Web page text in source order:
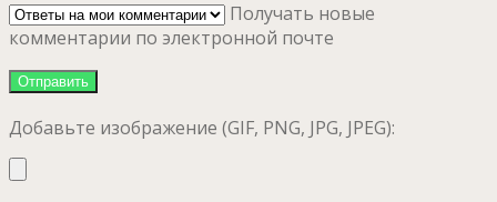
Получать новые
комментарии по электронной почте
Добавьте изображение (GIF, PNG, JPG, JPEG):